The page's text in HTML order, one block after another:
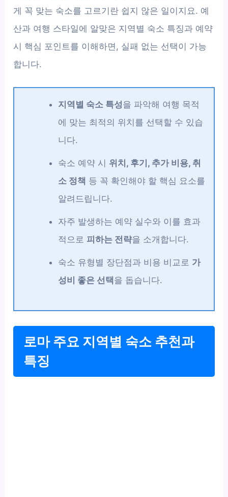
게 꼭 맞는 숙소를 고르기란 쉽지 않은 일이지요. 예
산과 여행 스타일에 알맞은 지역별 숙소 특징과 예약
시 핵심 포인트를 이해하면, 실패 없는 선택이 가능
합니다.
지역별 숙소 특성을 파악해 여행 목적
에 맞는 최적의 위치를 선택할 수 있습
니다.
숙소 예약 시 위치, 후기, 추가 비용, 취
소 정책 등 꼭 확인해야 할 핵심 요소를
알려드립니다.
자주 발생하는 예약 실수와 이를 효과
적으로 피하는 전략을 소개합니다.
숙소 유형별 장단점과 비용 비교로 가
성비 좋은 선택을 돕습니다.
로마 주요 지역별 숙소 추천과
특징